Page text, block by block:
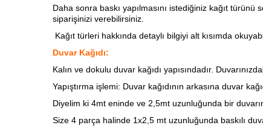
Daha sonra baskı yapılmasını istediğiniz kağıt
siparişinizi verebilirsiniz.
Kağıt türleri hakkında detaylı bilgiyi alt kısımda
Duvar Kağıdı:
Kalın ve dokulu duvar kağıdı yapısındadır.
Yapıştırma işlemi: Duvar kağıdının arkasına duvar
Diyelim ki 4mt eninde ve 2,5mt uzunluğunda bir
Size 4 parça halinde 1x2,5 mt uzunluğunda baskılı